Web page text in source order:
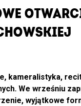
kameralistyka,
We wrześniu
wyjątkowe